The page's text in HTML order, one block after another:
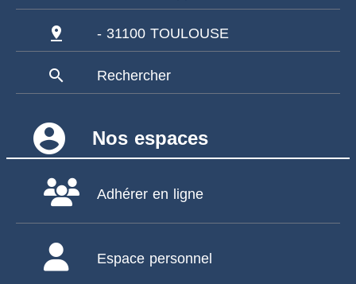
pin_drop - 31100 TOULOUSE
search Rechercher
account_circle Nos espaces
Adhérer en ligne
Espace personnel